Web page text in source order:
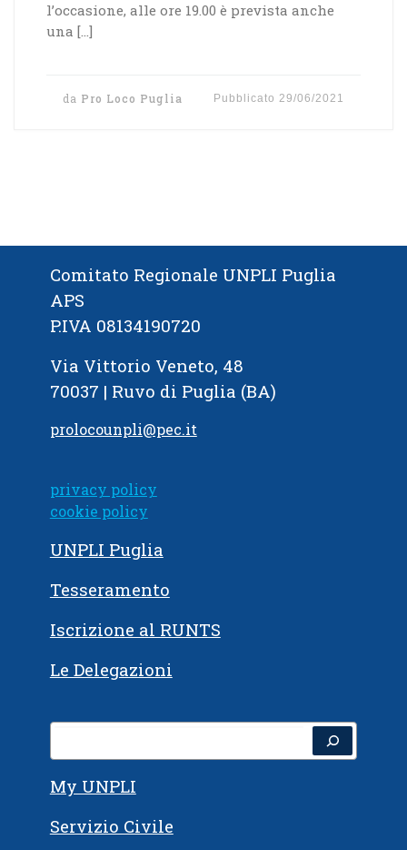
l’occasione, alle ore 19.00 è prevista anche
una […]
da Pro Loco Puglia Pubblicato29/06/2021
Comitato Regionale UNPLI Puglia
APS
P.IVA 08134190720
Via Vittorio Veneto, 48
70037 | Ruvo di Puglia (BA)
prolocounpli@pec.it
privacy policy
cookie policy
UNPLI Puglia
Tesseramento
Iscrizione al RUNTS
Le Delegazioni
My UNPLI
Servizio Civile